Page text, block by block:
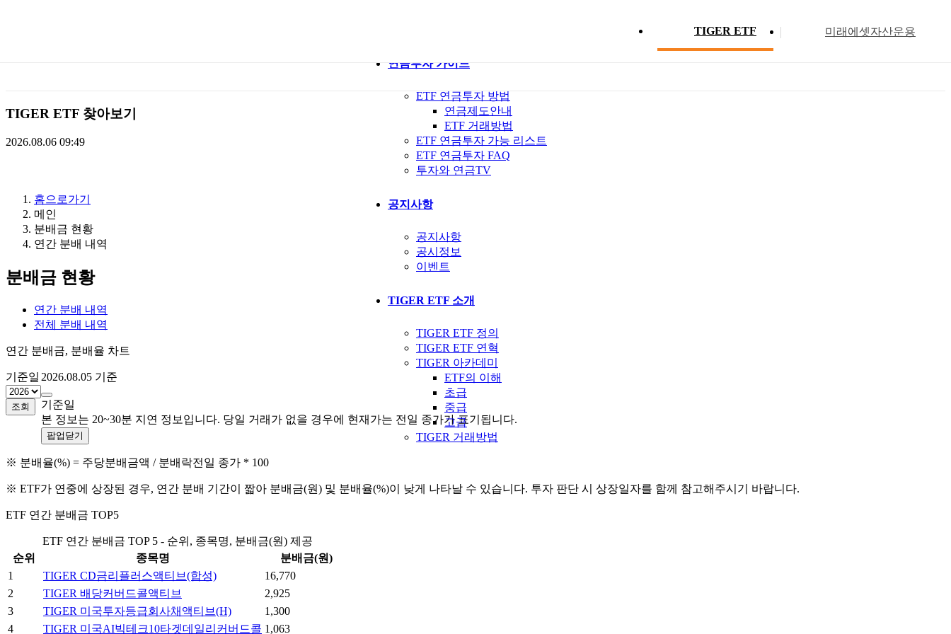
TIGER ETF 미래에셋자산운용
에
셋
연금투자 가이드
ETF 연금투자 방법
연금제도안내
ETF 거래방법
ETF 연금투자 가능 리스트
ETF 연금투자 FAQ
투자와 연금TV
공지사항
공지사항
공시정보
이벤트
TIGER ETF 소개
TIGER ETF 정의
TIGER ETF 연혁
TIGER 아카데미
ETF의 이해
초급
중급
고급
TIGER 거래방법
ETF 분배금 현황
TIGER ETF 찾아보기
2026.08.06 09:49
홈으로가기
메인
분배금 현황
연간 분배 내역
분배금 현황
연간 분배 내역
전체 분배 내역
연간 분배금, 분배율 차트
기준일
조회
2026.08.05 기준
기준일
본 정보는 20~30분 지연 정보입니다. 당일 거래가 없을 경우에 현재가는 전일 종가가 표기됩니다.
팝업닫기
※ 분배율(%) = 주당분배금액 / 분배락전일 종가 * 100
※ ETF가 연중에 상장된 경우, 연간 분배 기간이 짧아 분배금(원) 및 분배율(%)이 낮게 나타날 수 있습니다. 투자 판단 시 상장일자를 함께 참고해주시기 바랍니다.
ETF 연간 분배금 TOP5
ETF 연간 분배금 TOP 5 - 순위, 종목명, 분배금(원) 제공
순위
종목명
분배금(원)
1
TIGER CD금리플러스액티브(합성)
16,770
2
TIGER 배당커버드콜액티브
2,925
3
TIGER 미국투자등급회사채액티브(H)
1,300
4
TIGER 미국AI빅테크10타겟데일리커버드콜 1,063